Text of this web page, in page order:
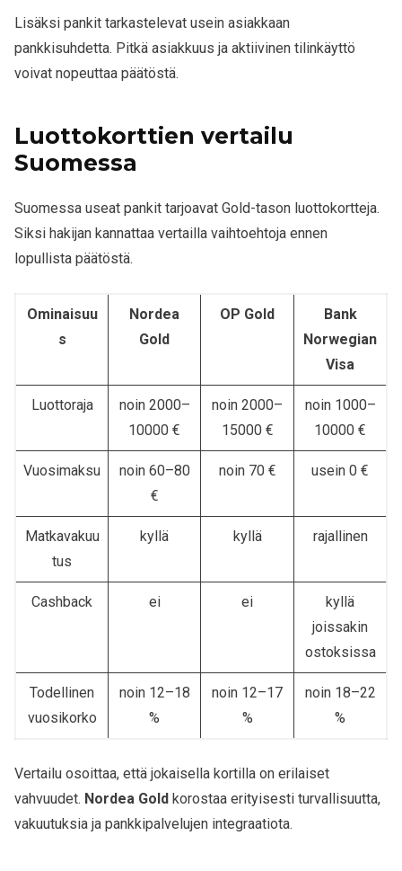
Lisäksi pankit tarkastelevat usein asiakkaan
pankkisuhdetta. Pitkä asiakkuus ja aktiivinen tilinkäyttö
voivat nopeuttaa päätöstä.
Luottokorttien vertailu
Suomessa
Suomessa useat pankit tarjoavat Gold-tason luottokortteja.
Siksi hakijan kannattaa vertailla vaihtoehtoja ennen
lopullista päätöstä.
Ominaisuu
s
Nordea
Gold
OP Gold
Bank
Norwegian
Visa
Luottoraja
noin 2000–
10000 €
noin 2000–
15000 €
noin 1000–
10000 €
Vuosimaksu
noin 60–80
€
noin 70 € usein 0 €
Matkavakuu
tus
kyllä kyllä rajallinen
Cashback ei ei
kyllä
joissakin
ostoksissa
Todellinen
vuosikorko
noin 12–18
%
noin 12–17
%
noin 18–22
%
Vertailu osoittaa, että jokaisella kortilla on erilaiset
vahvuudet. Nordea Gold korostaa erityisesti turvallisuutta,
vakuutuksia ja pankkipalvelujen integraatiota.